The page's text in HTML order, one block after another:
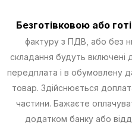
Безготівковою або
фактуру з ПДВ, або без
складання будуть
передплата і в обумовлену
товар. Здійснюється
частини. Бажаєте
додатком банку або